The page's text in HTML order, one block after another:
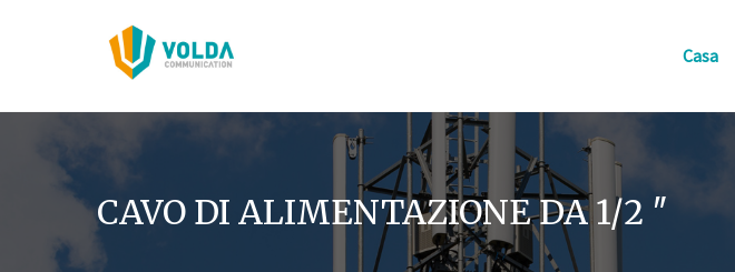
Casa
CAVO DI ALIMENTAZIONE DA 1/2 ″